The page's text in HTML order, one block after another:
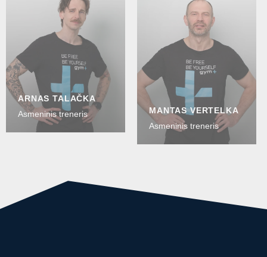
ARNAS TALAČKA
Asmeninis treneris
MANTAS VERTELKA
Asmeninis treneris